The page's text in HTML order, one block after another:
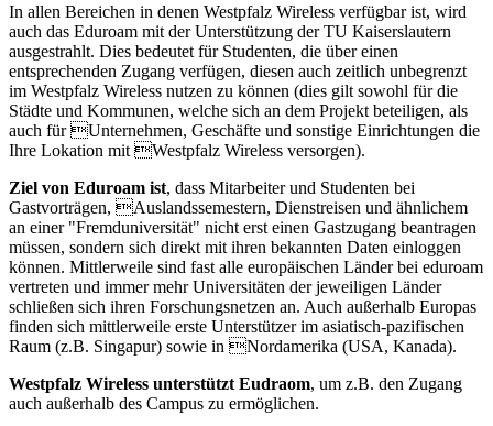
In allen Bereichen in denen Westpfalz Wireless verfügbar ist, wird
auch das Eduroam mit der Unterstützung der TU Kaiserslautern
ausgestrahlt. Dies bedeutet für Studenten, die über einen
entsprechenden Zugang verfügen, diesen auch zeitlich unbegrenzt
im Westpfalz Wireless nutzen zu können (dies gilt sowohl für die
Städte und Kommunen, welche sich an dem Projekt beteiligen, als
auch für Unternehmen, Geschäfte und sonstige Einrichtungen die
Ihre Lokation mit Westpfalz Wireless versorgen).
Ziel von Eduroam ist, dass Mitarbeiter und Studenten bei
Gastvorträgen, Auslandssemestern, Dienstreisen und ähnlichem
an einer "Fremduniversität" nicht erst einen Gastzugang beantragen
müssen, sondern sich direkt mit ihren bekannten Daten einloggen
können. Mittlerweile sind fast alle europäischen Länder bei eduroam
vertreten und immer mehr Universitäten der jeweiligen Länder
schließen sich ihren Forschungsnetzen an. Auch außerhalb Europas
finden sich mittlerweile erste Unterstützer im asiatisch-pazifischen
Raum (z.B. Singapur) sowie in Nordamerika (USA, Kanada).
Westpfalz Wireless unterstützt Eudraom, um z.B. den Zugang
auch außerhalb des Campus zu ermöglichen.